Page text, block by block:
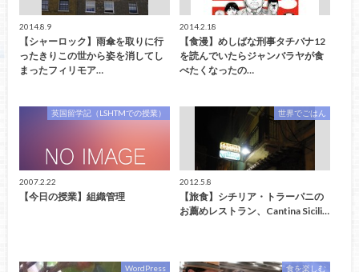
2014.8.9
【シャーロック】雨傘を取りに行
ったきりこの世から姿を消してし
まったフィリモア…
2014.2.18
【食漫】めしばな刑事タチバナ12
を読んでいたらジャンバラヤが食
べたくなったの…
英国留学記（LSHTMでの授業）
2007.2.22
【今日の授業】組織管理
世界でごはん
2012.5.8
【旅食】シチリア・トラーパニの
お薦めレストラン、Cantina Sicili…
WordPress 食を楽しむ